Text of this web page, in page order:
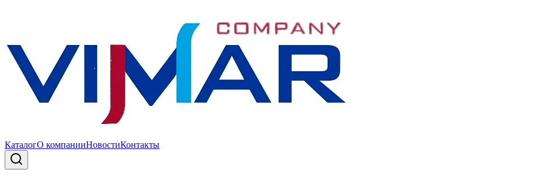
КаталогО компанииНовостиКонтакты